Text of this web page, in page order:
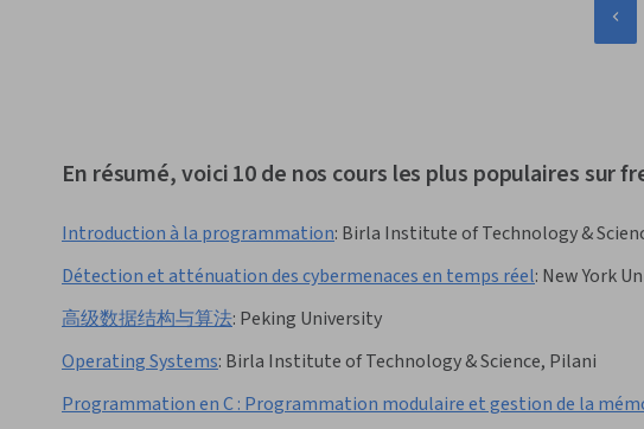
En résumé, voici 10 de nos cours les plus populaires sur
Introduction à la programmation: Birla Institute of Technology &
Détection et atténuation des cybermenaces en temps réel: New York
高级数据结构与算法: Peking University
Operating Systems: Birla Institute of Technology & Science, Pilani
Programmation en C : Programmation modulaire et gestion de la